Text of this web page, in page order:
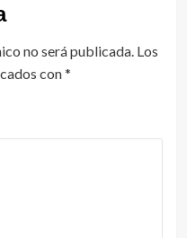
no será publicada. Los
con*